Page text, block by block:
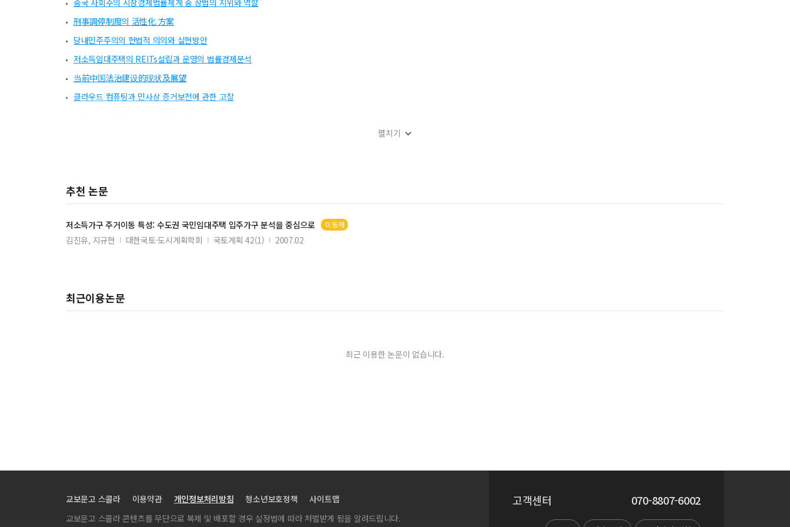
중국 사회주의 시장경제법률체계 중 상법의 지위와 역할
刑事調停制度의 活性化 方案
당내민주주의의 헌법적 의의와 실현방안
저소득임대주택의 REITs설립과 운영의 법률경제분석
当前中国法治建设的现状及展望
클라우드 컴퓨팅과 민사상 증거보전에 관한 고찰
펼치기
추천 논문
저소득가구 주거이동 특성: 수도권 국민임대주택 입주가구 분석을 중심으로 미등재
김진유, 지규현 대한국토·도시계획학회 국토계획 42(1) 2007.02
최근이용논문
최근 이용한 논문이 없습니다.
교보문고 스콜라 이용약관 개인정보처리방침 청소년보호정책
사이트맵
교보문고 스콜라 콘텐츠를 무단으로 복제 및 배포할 경우 실정법에 따라 처벌받게 됨을 알려드립니다.
고객센터 070-8807-6002